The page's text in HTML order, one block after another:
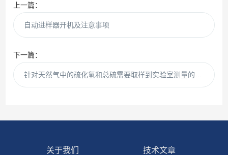
上一篇：
自动进样器开机及注意事项
下一篇：
关于我们 技术文章